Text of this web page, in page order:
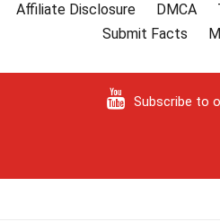
Affiliate Disclosure
DMCA
Submit Facts
Subscribe to